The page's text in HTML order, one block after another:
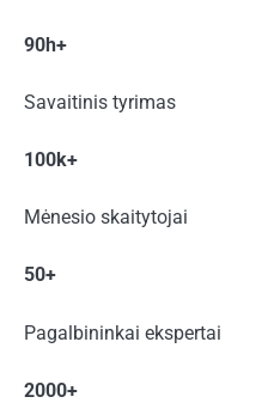
90h+
Savaitinis tyrimas
100k+
Mėnesio skaitytojai
50+
Pagalbininkai ekspertai
2000+